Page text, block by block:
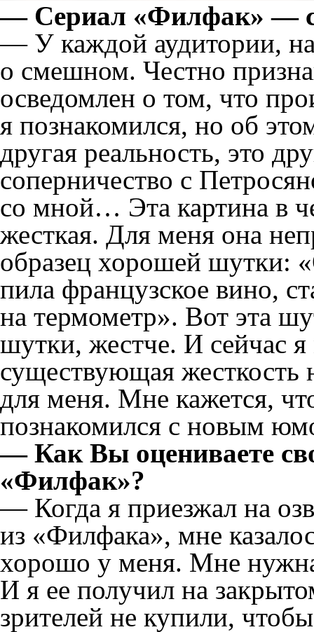
— Сериал «Филфак» —
— У каждой аудитории,
о смешном. Честно
осведомлен о том, что
я познакомился, но об
другая реальность, это
соперничество с
со мной… Эта картина в
жесткая. Для меня она
образец хорошей шутки:
пила французское вино,
на термометр». Вот эта
шутки, жестче. И сейчас я
существующая жесткость
для меня. Мне кажется,
познакомился с новым
— Как Вы оцениваете
«Филфак»?
— Когда я приезжал на
из «Филфака», мне
хорошо у меня. Мне
И я ее получил на
зрителей не купили,